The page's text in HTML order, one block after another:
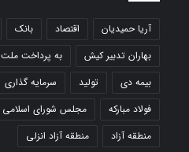
آریا حمیدیان اقتصاد بانک
بهاران تدبیر کیش
به پرداخت ملت
بیمه دی
تولید سرمایه گذاری
فولاد مبارکه
مجلس شورای اسلامی
منطقه آزاد
منطقه آزاد انزلی